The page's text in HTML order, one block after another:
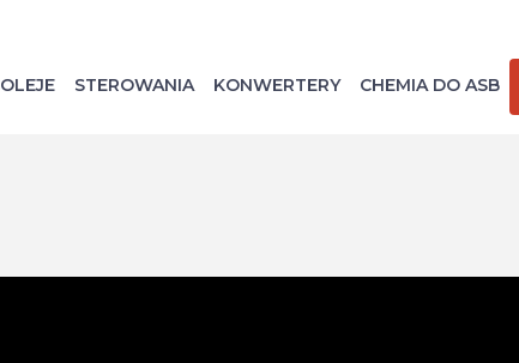
OLEJE STEROWANIA KONWERTERY CHEMIA DO ASB